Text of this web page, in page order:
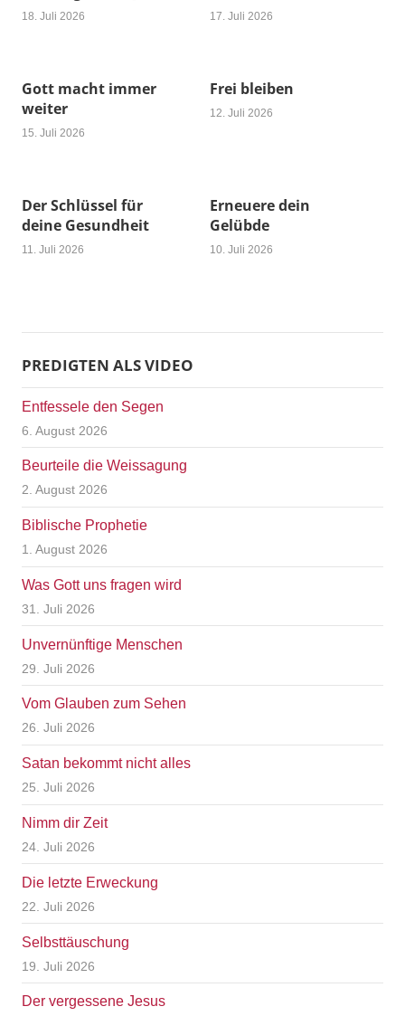
18. Juli 2026 17. Juli 2026
Gott macht immer
weiter
15. Juli 2026
Frei bleiben
12. Juli 2026
Der Schlüssel für
deine Gesundheit
11. Juli 2026
Erneuere dein
Gelübde
10. Juli 2026
PREDIGTEN ALS VIDEO
Entfessele den Segen
6. August 2026
Beurteile die Weissagung
2. August 2026
Biblische Prophetie
1. August 2026
Was Gott uns fragen wird
31. Juli 2026
Unvernünftige Menschen
29. Juli 2026
Vom Glauben zum Sehen
26. Juli 2026
Satan bekommt nicht alles
25. Juli 2026
Nimm dir Zeit
24. Juli 2026
Die letzte Erweckung
22. Juli 2026
Selbsttäuschung
19. Juli 2026
Der vergessene Jesus